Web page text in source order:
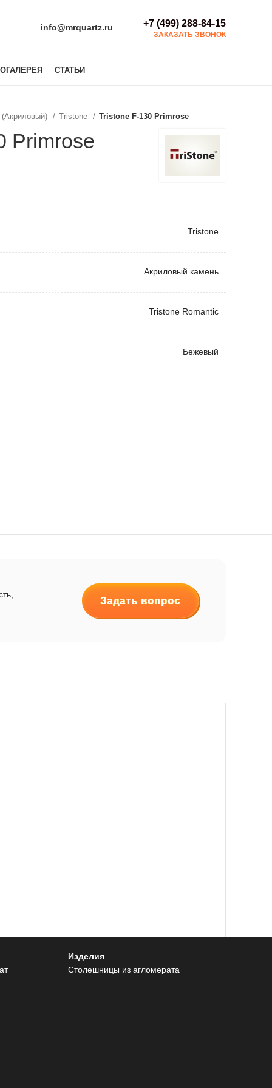
info@mrquartz.ru +7 (499) 288-84-15
ЗАКАЗАТЬ ЗВОНОК
СТАТЬИ
(Акриловый) Tristone Tristone F-130 Primrose
Primrose
Tristone
Акриловый камень
Tristone Romantic
Бежевый
Задать вопрос
Изделия
Столешницы из агломерата